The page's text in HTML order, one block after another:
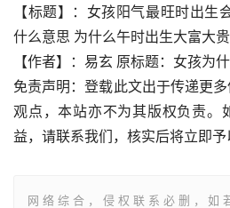
【标题】：女孩阳气最旺时出
什么意思 为什么午时出生大富大贵
【作者】：易玄 原标题：女孩为
免责声明：登载此文出于传递更
观点，本站亦不为其版权负责。
益，请联系我们，核实后将立即予
网络综合，侵权联系必删，如